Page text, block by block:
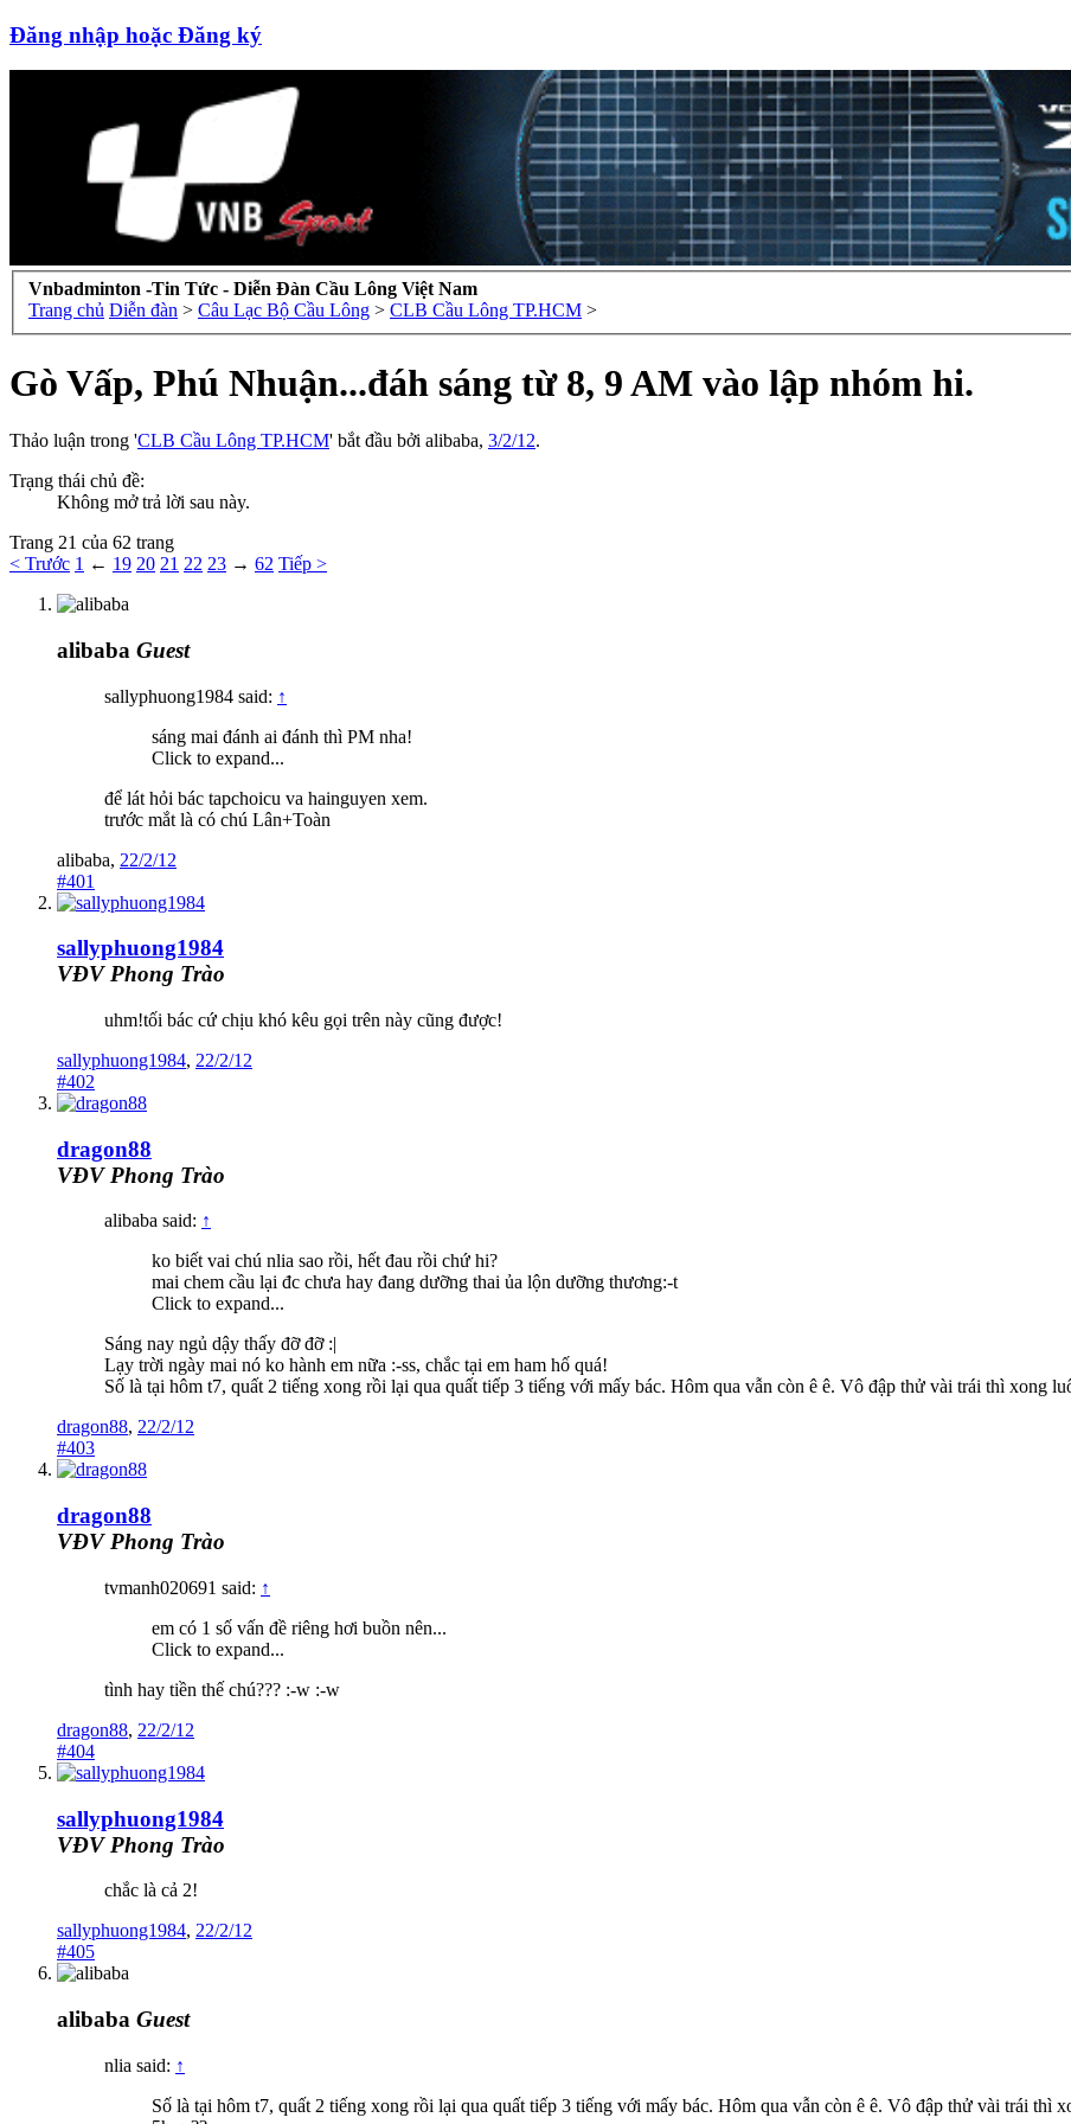
Đăng nhập hoặc Đăng ký
Vnbadminton -Tin Tức - Diễn Đàn Cầu Lông Việt Nam
Trang chủ Diễn đàn > Câu Lạc Bộ Cầu Lông > CLB Cầu Lông TP.HCM >
Gò Vấp, Phú Nhuận...đáh sáng từ 8, 9 AM vào lập nhóm hi.
Thảo luận trong 'CLB Cầu Lông TP.HCM' bắt đầu bởi alibaba, 3/2/12.
Trạng thái chủ đề:
Không mở trả lời sau này.
Trang 21 của 62 trang
< Trước 1 ← 19 20 21 22 23 → 62 Tiếp >
alibaba Guest
sallyphuong1984 said: ↑
sáng mai đánh ai đánh thì PM nha!
Click to expand...
để lát hỏi bác tapchoicu va hainguyen xem.
trước mắt là có chú Lân+Toàn
alibaba, 22/2/12
#401
sallyphuong1984
VĐV Phong Trào
uhm!tối bác cứ chịu khó kêu gọi trên này cũng được!
sallyphuong1984, 22/2/12
#402
dragon88
VĐV Phong Trào
alibaba said: ↑
ko biết vai chú nlia sao rồi, hết đau rồi chứ hi?
mai chem cầu lại đc chưa hay đang dưỡng thai ủa lộn dưỡng thương:-t
Click to expand...
Sáng nay ngủ dậy thấy đỡ đỡ :|
Lạy trời ngày mai nó ko hành em nữa :-ss, chắc tại em ham hố quá!
Số là tại hôm t7, quất 2 tiếng xong rồi lại qua quất tiếp 3 tiếng với mấy bác. Hôm qua vẫn còn ê ê. Vô đập thử vài trái thì xong
dragon88, 22/2/12
#403
dragon88
VĐV Phong Trào
tvmanh020691 said: ↑
em có 1 số vấn đề riêng hơi buồn nên...
Click to expand...
tình hay tiền thế chú??? :-w :-w
dragon88, 22/2/12
#404
sallyphuong1984
VĐV Phong Trào
chắc là cả 2!
sallyphuong1984, 22/2/12
#405
alibaba Guest
nlia said: ↑
Số là tại hôm t7, quất 2 tiếng xong rồi lại qua quất tiếp 3 tiếng với mấy bác. Hôm qua vẫn còn ê ê. Vô đập thử vài trái thì